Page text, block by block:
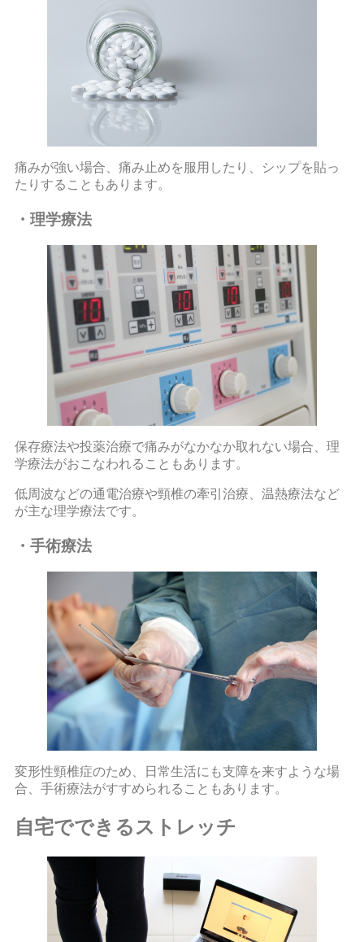
痛みが強い場合、痛み止めを服用したり、シップを貼っ
たりすることもあります。
・理学療法
保存療法や投薬治療で痛みがなかなか取れない場合、理
学療法がおこなわれることもあります。
低周波などの通電治療や頸椎の牽引治療、温熱療法など
が主な理学療法です。
・手術療法
変形性頸椎症のため、日常生活にも支障を来すような場
合、手術療法がすすめられることもあります。
自宅でできるストレッチ